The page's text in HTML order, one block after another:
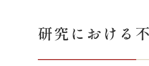
国文研DDHﾌﾟﾛｼﾞｪｸﾄ
研究における